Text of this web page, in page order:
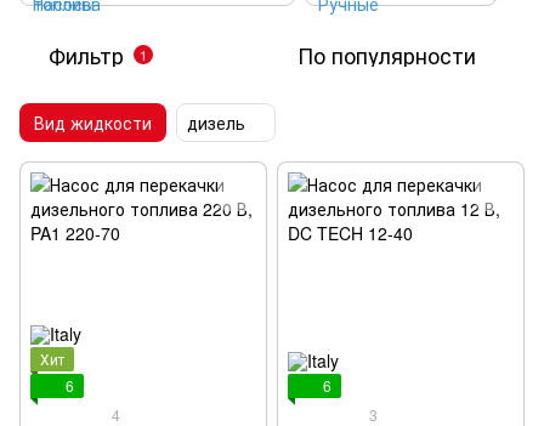
Фильтр 1 По популярности
Вид жидкости дизель
Хит
6
4
6
3